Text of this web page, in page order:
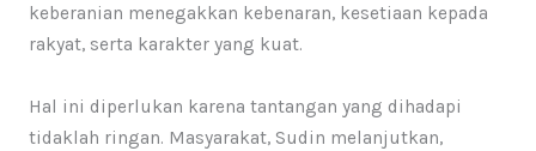
keberanian menegakkan kebenaran, kesetiaan kepada
rakyat, serta karakter yang kuat.
Hal ini diperlukan karena tantangan yang dihadapi
tidaklah ringan. Masyarakat, Sudin melanjutkan,